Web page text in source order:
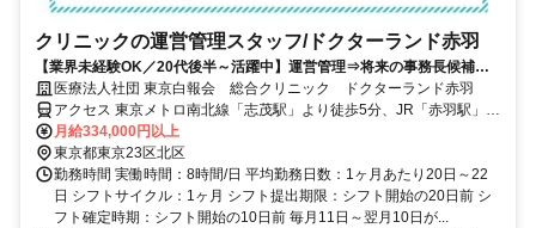
クリニックの運営管理スタッフ/ドクターランド赤羽
【業界未経験OK／20代後半～活躍中】運営管理⇒将来の事務長候補★
月給換算33.4万円～！2026年4月OPENのキレイなクリニック！
医療法人社団 東京白報会 総合クリニック ドクターランド赤羽
アクセス 東京メトロ南北線「志茂駅」より徒歩5分、JR「赤羽駅」よ
り徒歩15分、都営バス「北車庫前」停留所より徒歩3分
月給334,000円以上
東京都東京23区北区
勤務時間 実働時間：8時間/日 平均勤務日数：1ヶ月あたり20日～22
日 シフトサイクル：1ヶ月 シフト提出期限：シフト開始の20日前 シ
フト確定時期：シフト開始の10日前 毎月11日～翌月10日が...